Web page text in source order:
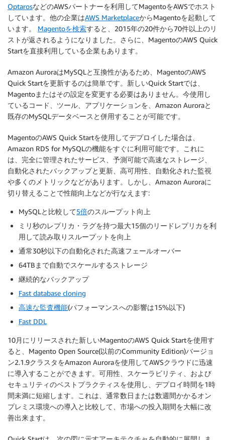
OptarosなどのAWSパートナーを利用してMagentoをAWSでホスト
しています。他の企業はAWS MarketplaceからMagentoを起動して
います。 Magentoを検索すると、2015年の20件から70件以上のリ
ストが返されるようになりました。さらに、MagentoのAWS Quick
Startを直接利用している企業もあります。
Amazon AuroraはMySQLと互換性があるため、MagentoのAWS
Quick Startを更新するのは簡単です。新しいQuick Startでは、
Magentoまたはその設定を変更する必要はありません。今使用し
ているコード、ツール、アプリケーションを、Amazon Auroraと
既存のMySQLデータベースと併用することが可能です。
MagentoのAWS Quick Startを使用してデプロイした場合は、
Amazon RDS for MySQLの機能をすぐに利用可能です。これに
は、完全に管理されたサービス、予測可能で高速なストレージ、
自動化されたバックアップと更新、高可用性、自動化された監視
や多くのメトリックなどがあります。しかし、Amazon Auroraに
切り替えることで性能向上などが行なえます:
MySQLと比較して5倍のスループット向上
ミリ秒のレプリカ・ラグを持つ最大15個のリードレプリカを利
用して読み取りスループットを向上
通常30秒以下の自動化された高速フェールオーバー
64TBまで自動でスケールするストレージ
継続的なバックアップ
Fast database cloning
高速な監査機能(パフォーマンスへの影響は15%以下)
Fast DDL
10月にリリースされた新しいMagentoのAWS Quick Startを使用す
ると、Magento Open Source(以前のCommunity Edition)バージョ
ン2.1.9クラスタをAmazon Auroraを使用してAWSクラウドに迅速
に導入することができます。可用性、スケーラビリティ、および
セキュリティのベストプラクティスを使用し、デプロイ時間を1時
間未満に短縮します。これは、通常数日または数週間かかるオン
プレミス環境への導入と比較して、市場への投入期間を大幅に改
善出来ます。